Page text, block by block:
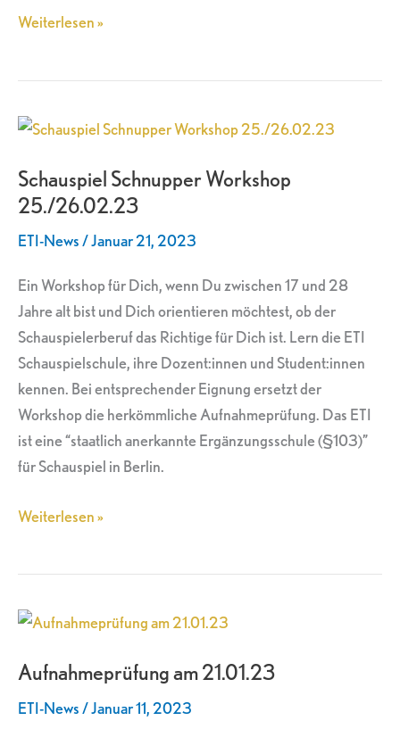
Weiterlesen »
Schauspiel Schnupper Workshop
25./26.02.23
ETI-News/Januar 21, 2023
Ein Workshop für Dich, wenn Du zwischen 17 und 28
Jahre alt bist und Dich orientieren möchtest, ob der
Schauspielerberuf das Richtige für Dich ist. Lern die ETI
Schauspielschule, ihre Dozent:innen und Student:innen
kennen. Bei entsprechender Eignung ersetzt der
Workshop die herkömmliche Aufnahmeprüfung. Das ETI
ist eine “staatlich anerkannte Ergänzungsschule (§103)”
für Schauspiel in Berlin.
Schauspiel
Workshop
25./26.02.23
Weiterlesen »
Aufnahmeprüfung am 21.01.23
ETI-News/Januar 11, 2023
Aufnahmeprüfung
21.01.23